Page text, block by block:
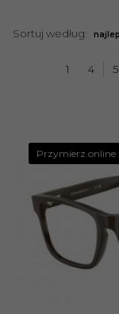
Sortuj według:
sort
1 4 5
Przymierz online